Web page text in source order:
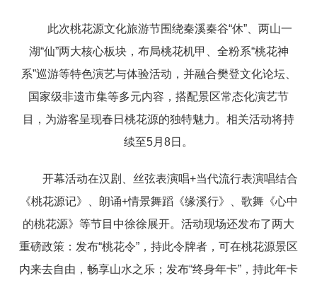
此次桃花源文化旅游节围绕秦溪秦谷“休”、两山一
湖“仙”两大核心板块，布局桃花机甲、全粉系“桃花神
系”巡游等特色演艺与体验活动，并融合樊登文化论坛、
国家级非遗市集等多元内容，搭配景区常态化演艺节
目，为游客呈现春日桃花源的独特魅力。相关活动将持
续至5月8日。
开幕活动在汉剧、丝弦表演唱+当代流行表演唱结合
《桃花源记》、朗诵+情景舞蹈《缘溪行》、歌舞《心中
的桃花源》等节目中徐徐展开。活动现场还发布了两大
重磅政策：发布“桃花令”，持此令牌者，可在桃花源景区
内来去自由，畅享山水之乐；发布“终身年卡”，持此年卡